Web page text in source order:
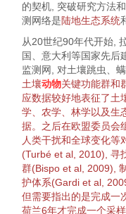
的契机, 突破研究方法
测网络是陆地生态系统
从20世纪90年代开始,
国、意大利等国家先后
监测网, 对土壤跳虫、螨
土壤动物关键功能群和
应数据较好地表征了土
学、农学、林学以及生
据。之后在欧盟委员会
人类干扰和全球变化等
(Turbé et al, 2010), 寻
群(Bispo et al, 2009),
护体系(Gardi et al,
但需要指出的是完成一
荷兰6年才完成一个采样